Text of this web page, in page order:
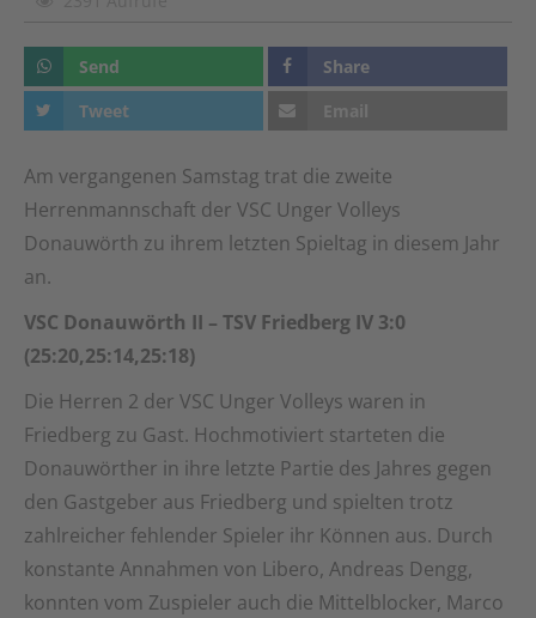
Send
Share
Tweet
Email
Am vergangenen Samstag trat die zweite
Herrenmannschaft der VSC Unger Volleys
Donauwörth zu ihrem letzten Spieltag in diesem Jahr
an.
VSC Donauwörth II – TSV Friedberg IV 3:0
(25:20,25:14,25:18)
Die Herren 2 der VSC Unger Volleys waren in
Friedberg zu Gast. Hochmotiviert starteten die
Donauwörther in ihre letzte Partie des Jahres gegen
den Gastgeber aus Friedberg und spielten trotz
zahlreicher fehlender Spieler ihr Können aus. Durch
konstante Annahmen von Libero, Andreas Dengg,
konnten vom Zuspieler auch die Mittelblocker, Marco